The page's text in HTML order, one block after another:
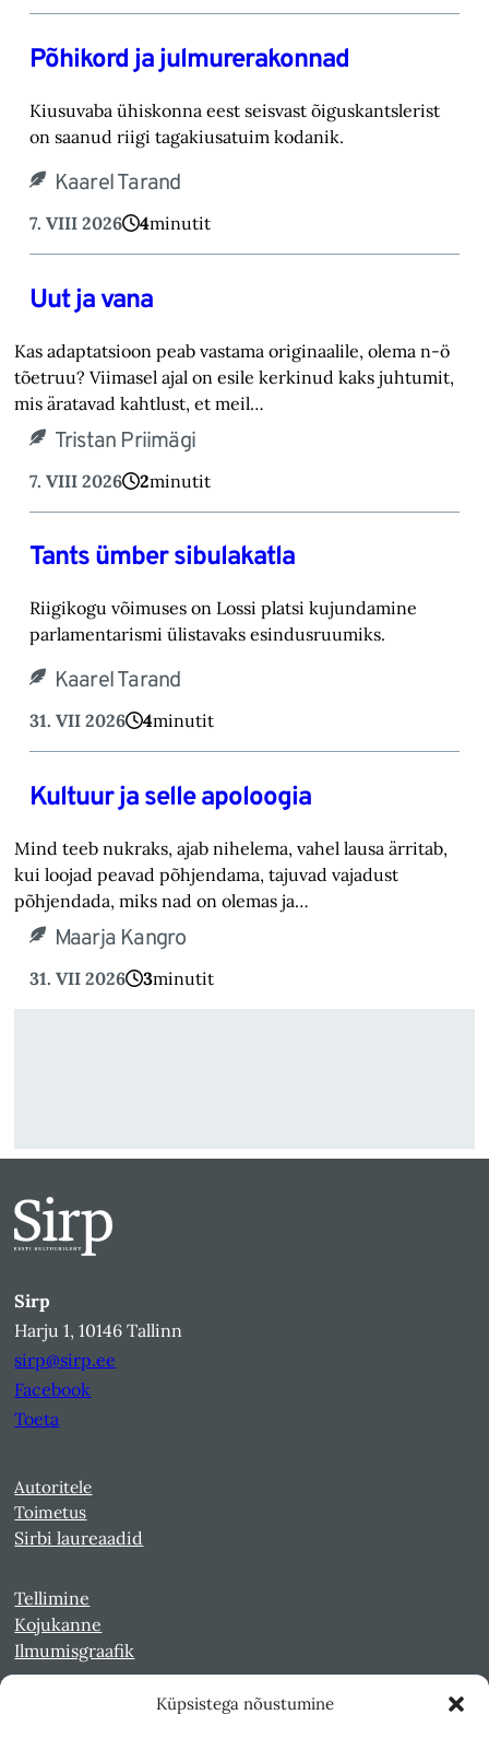
Küpsistega nõustumine
Põhikord ja julmurerakonnad
Kiusuvaba ühiskonna eest seisvast õiguskantslerist
on saanud riigi tagakiusatuim kodanik.
Kaarel Tarand
7. VIII 2026 4minutit
Uut ja vana
Kas adaptatsioon peab vastama originaalile, olema n-ö
tõetruu? Viimasel ajal on esile kerkinud kaks juhtumit,
mis äratavad kahtlust, et meil…
Tristan Priimägi
7. VIII 2026 2minutit
Tants ümber sibulakatla
Riigikogu võimuses on Lossi platsi kujundamine
parlamentarismi ülistavaks esindusruumiks.
Kaarel Tarand
31. VII 2026 4minutit
Kultuur ja selle apoloogia
Mind teeb nukraks, ajab nihelema, vahel lausa ärritab,
kui loojad peavad põhjendama, tajuvad vajadust
põhjendada, miks nad on olemas ja…
Maarja Kangro
31. VII 2026 3minutit
Sirp
Harju 1, 10146 Tallinn
sirp@sirp.ee
Facebook
Toeta
Autoritele
Toimetus
Sirbi laureaadid
Tellimine
Kojukanne
Ilmumisgraafik